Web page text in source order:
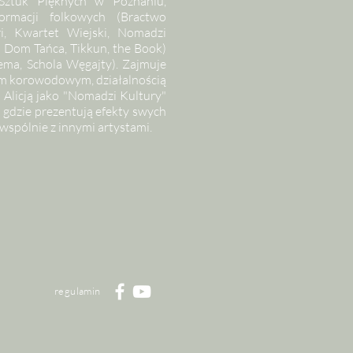
folkowych (Bractwo
Kwartet Wiejski, Nomadzi
Tańca, Tikkun, the Book)
Schola Węgajty). Zajmuje
korowodowym, działalnością
Alicją jako "Nomadzi Kultury"
prezentują efekty swych
z innymi artystami.
regulamin